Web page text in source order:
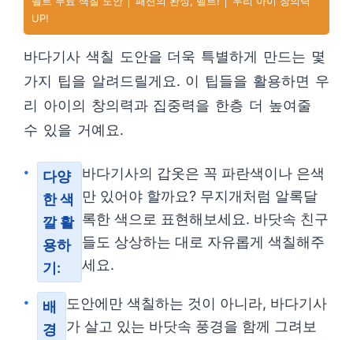
UP!
바다기사 색칠 도안을 더욱 특별하게 만드는 몇
가지 팁을 알려드릴게요. 이 팁들을 활용하면 우
리 아이의 창의력과 집중력을 한층 더 높여줄
수 있을 거예요.
다양
한 색
깔 활
용하
기:
바다기사의 갑옷은 꼭 파란색이나 은색
만 있어야 할까요? 무지개처럼 알록달
록한 색으로 표현해보세요. 바닷속 친구
들도 상상하는 대로 자유롭게 색칠해주
세요.
배
경
도안에만 색칠하는 것이 아니라, 바다기사
가 살고 있는 바닷속 풍경을 함께 그려보